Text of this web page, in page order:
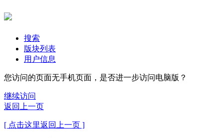
搜索
版块列表
用户信息
您访问的页面无手机页面，是否进一步访问电脑版？
继续访问
返回上一页
[ 点击这里返回上一页 ]